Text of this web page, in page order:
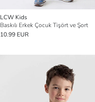
LCW Kids
Baskılı Erkek Çocuk Tişört ve Şort
10.99 EUR